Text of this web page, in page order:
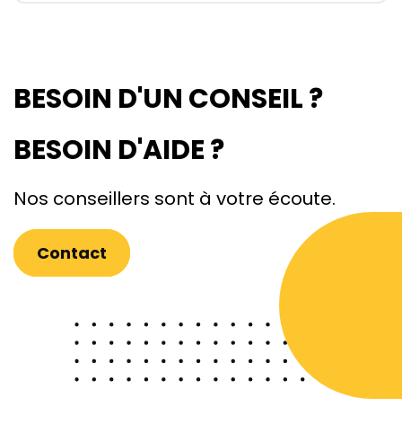
BESOIN D'UN CONSEIL ?
BESOIN D'AIDE ?
Nos conseillers sont à votre écoute.
Contact